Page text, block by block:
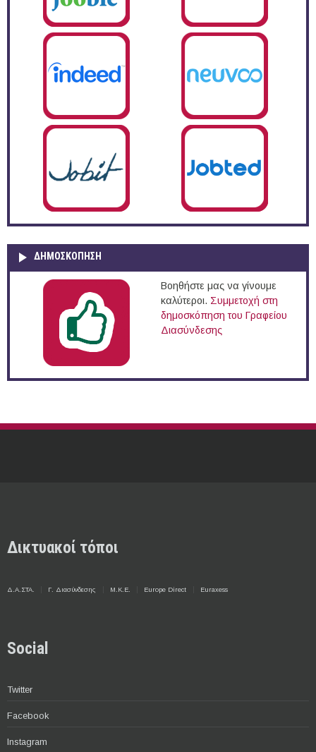
ΔΗΜΟΣΚΌΠΗΣΗ
Βοηθήστε μας να γίνουμε
καλύτεροι. Συμμετοχή στη
δημοσκόπηση του Γραφείου
Διασύνδεσης
Δικτυακοί τόποι
Δ.Α.ΣΤΑ. Γ. Διασύνδεσης Μ.Κ.Ε. Europe Direct Euraxess
Social
Twitter
Facebook
Instagram